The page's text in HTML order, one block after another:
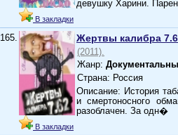
В закладки
девушку Харини.
165.
В закладки
Жертвы калибра
(2011).
Жанр:
Страна: Россия
Описание: История
и смертоносного
разоблачен. За одн�